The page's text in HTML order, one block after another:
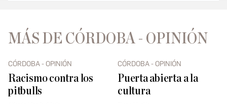
MÁS DE CÓRDOBA - OPINIÓN
CÓRDOBA - OPINIÓN
Racismo contra los
pitbulls
CÓRDOBA - OPINIÓN
Puerta abierta a la
cultura